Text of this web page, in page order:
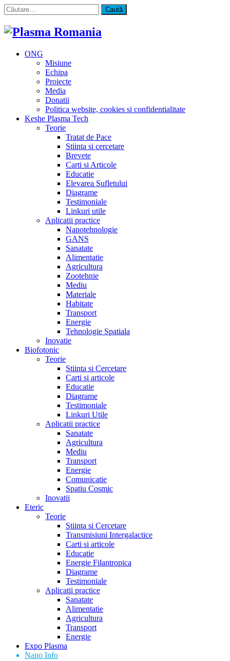
Caută
după:
ONG
Misiune
Echipa
Proiecte
Media
Donatii
Politica website, cookies si confidentialitate
Keshe Plasma Tech
Teorie
Tratat de Pace
Stiinta si cercetare
Brevete
Carti si Articole
Educatie
Elevarea Sufletului
Diagrame
Testimoniale
Linkuri utile
Aplicatii practice
Nanotehnologie
GANS
Sanatate
Alimentatie
Agricultura
Zootehnie
Mediu
Materiale
Habitate
Transport
Energie
Tehnologie Spatiala
Inovatie
Biofotonic
Teorie
Stiinta si Cercetare
Carti si articole
Educatie
Diagrame
Testimoniale
Linkuri Utile
Aplicatii practice
Sanatate
Agricultura
Mediu
Transport
Energie
Comunicatie
Spatiu Cosmic
Inovatii
Eteric
Teorie
Stiinta si Cercetare
Transmisiuni Intergalactice
Carti si articole
Educatie
Energie Filantropica
Diagrame
Testimoniale
Aplicatii practice
Sanatate
Alimentatie
Agricultura
Transport
Energie
Expo Plasma
Nano Info